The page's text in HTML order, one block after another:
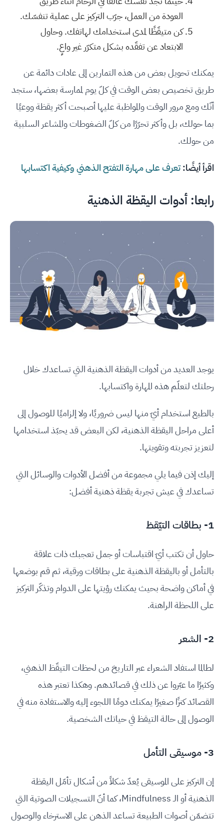
العودة من العمل، جرّب التركيز على عملية تنفسّك.
كن متيقّظًا لمدى استخدامك لهاتفك. وحاول
الابتعاد عن تفقّده بشكل متكرّر غير واعٍ.
يمكنك تحويل بعض من هذه التمارين إلى عادات دائمة عن
طريق تخصيص بعض الوقت في كلّ يوم لممارسة بعضها، ستجد
أنّك ومع مرور الوقت والمواظبة عليها أصبحت أكثر يقظة ووعيًا
بما حولك، بل وأكثر تحرّرًا من كلّ الضغوطات والمشاعر السلبية
من حولك.
اقرأ أيضًا:تعرف على مهارة التفتح الذهني وكيفية اكتسابها
رابعا: أدوات اليقظة الذهنية
يوجد العديد من أدوات اليقظة الذهنية التي تساعدك خلال
رحلتك لتعلّم هذه المهارة واكتسابها.
بالطبع استخدام أيّ منها ليس ضروريًا، ولا إلزاميًا للوصول إلى
أعلى مراحل اليقظة الذهنية، لكن البعض قد يحبّذ استخدامها
لتعزيز تجربته وتقويتها.
إليك إذن فيما يلي مجموعة من أفضل الأدوات والوسائل التي
تساعدك في عيش تجربة يقظة ذهنية أفضل:
1- بطاقات التيّقظ
حاول أن تكتب أيّ اقتباسات أو جمل تعجبك ذات علاقة
بالتأمل أو باليقظة الذهنية على بطاقات ورقية، ثم قم بوضعها
في أماكن واضحة بحيث يمكنك رؤيتها على الدوام وتذكّر التركيز
على اللحظة الراهنة.
2- الشعر
لطالما استفاد الشعراء عبر التاريخ من لحظات التيقّظ الذهني،
وكثيرًا ما عبّروا عن ذلك في قصائدهم. وهكذا تعتبر هذه
القصائد كنزًا صغيرًا يمكنك دومًا اللجوء إليه والاستفادة منه في
الوصول إلى حالة التيقظ في حياتك الشخصية.
3- موسيقى التأمل
إن التركيز على الموسيقى يُعدّ شكلاً من أشكال تأمّل اليقظة
الذهنية أو الـ Mindfulness، كما أنّ التسجيلات الصوتية التي
تتضمّن أصوات الطبيعة تساعد الذهن على الاسترخاء والوصول